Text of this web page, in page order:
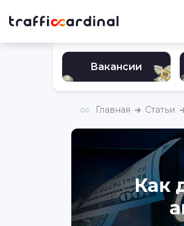
Вакансии
Главная Статьи
Как